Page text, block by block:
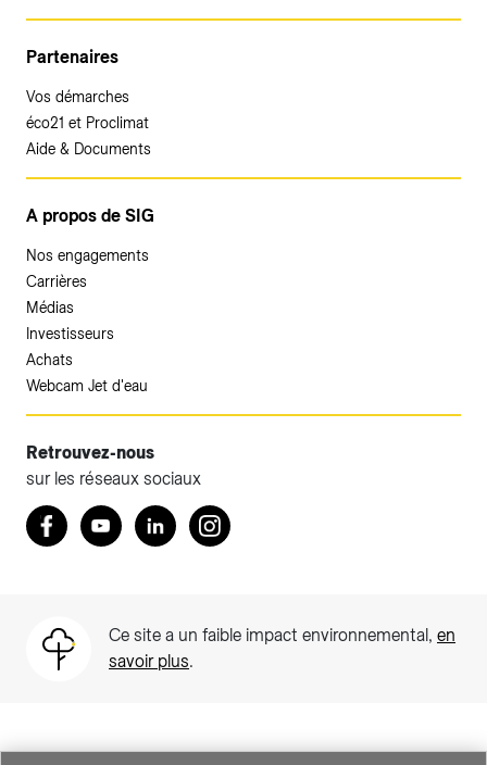
Partenaires
Vos démarches
éco21 et Proclimat
Aide & Documents
A propos de SIG
Nos engagements
Carrières
Médias
Investisseurs
Achats
Webcam Jet d'eau
Retrouvez-nous
sur les réseaux sociaux
Retrouvez nous sur Facebook
YoutubeLinkedInInstagram
Ce site a un faible impact environnemental, en
savoir plus.
Accéder à votre espace client SIG.
Votre espace client SIG n'est pas optimisé pour une
Particuliers)